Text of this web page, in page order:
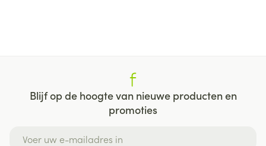
Blijf op de hoogte van nieuwe producten en
promoties